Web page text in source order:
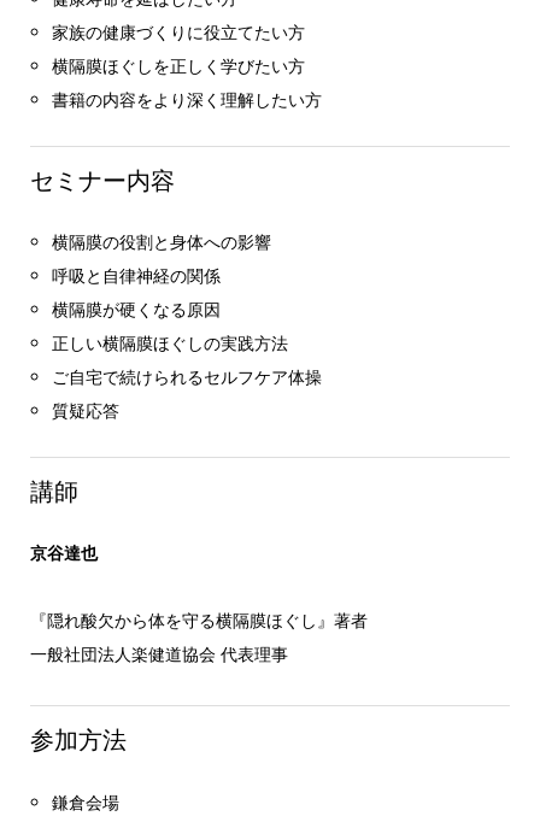
家族の健康づくりに役立てたい方
横隔膜ほぐしを正しく学びたい方
書籍の内容をより深く理解したい方
セミナー内容
横隔膜の役割と身体への影響
呼吸と自律神経の関係
横隔膜が硬くなる原因
正しい横隔膜ほぐしの実践方法
ご自宅で続けられるセルフケア体操
質疑応答
講師
京谷達也
『隠れ酸欠から体を守る横隔膜ほぐし』著者
一般社団法人楽健道協会 代表理事
参加方法
鎌倉会場